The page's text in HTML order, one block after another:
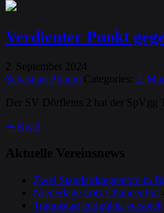
Verdienter Punkt
September
2024
Sebastian Pflaum Categories: 2.
Der SV Dörfleins 2 hat der SpVgg
➞ Read
Aktuelle Vereinsnews
Zwei Standardgegentore in
Niederlage trotz Chancenflut
Traumstart endgültig verspielt